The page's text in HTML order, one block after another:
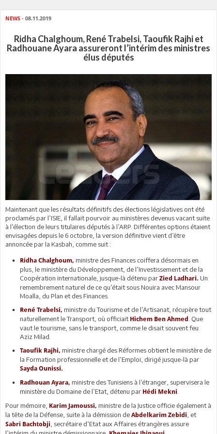
NEWS - 08.11.2019
Ridha Chalghoum, René Trabelsi, Taoufik Rajhi et
Radhouane Ayara assureront l’intérim des ministres
élus députés
Maintenant que les résultats définitifs des élections législatives ont été
proclamés par l’ISIE, il fallait pourvoir au ministères devenus vacant suite
à l’élection de leurs titulaires députés à l’ARP. Différentes options étaient
envisagées depuis le 6 octobre, la version définitive vient d’être
annoncée par la Kasbah, comme suit :
Ridha Chalghoum, ministre des Finances coiffera désormais en
plus, le ministère du Développement, de l’Investissement et de la
Coopération internationale, jusque-là détenu par Zied Ladhari. Un
remembrement naturel de ce qu’était sous Nouira avec Mansour
Moalla, du Plan et des Finances.
René Trabelsi, ministre du Tourisme et de l’Artisanat, récupère tout
naturellement le Transport, où officiait Hichem Ben Ahmed
. Que
vaut le tourisme, sans le transport, comme le disait souvent feu
Aziz Milad.
Taoufik Rajhi, ministre chargé des Réformes obtient le ministère de
la Formation professionnelle et de l’Emploi, dirigé jusque-là par
Sayda Ounissi.
Radhouan Ayara, ministre des Tunisiens à l’étranger, supervisera le
ministère du Domaine de l’Etat, détenu par Hédi Mekni
Pour mémoire, Karim Jamoussi, ministre de la Justice officie également à
la tête de la Défense, suite à la démission de Abdelkarim Zebidi , et
Sabri Bachtobji , secrétaire d’Etat aux Affaires étrangères assure